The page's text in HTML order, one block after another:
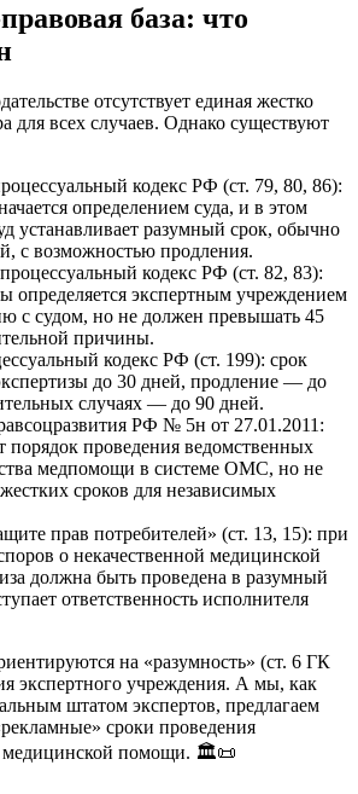
база: что
отсутствует единая жестко
для всех случаев. Однако существуют
кодекс РФ (ст. 79, 80, 86):
определением суда, и в этом
устанавливает разумный срок, обычно
с возможностью продления.
кодекс РФ (ст. 82, 83):
определяется экспертным учреждением
с судом, но не должен превышать 45
причины.
кодекс РФ (ст. 199): срок
до 30 дней, продление — до
случаях — до 90 дней.
РФ № 5н от 27.01.2011:
порядок проведения ведомственных
медпомощи в системе ОМС, но не
сроков для независимых
прав потребителей» (ст. 13, 15): при
о некачественной медицинской
должна быть проведена в разумный
ответственность исполнителя
на «разумность» (ст. 6 ГК
экспертного учреждения. А мы, как
штатом экспертов, предлагаем
сроки проведения
медицинской помощи. 🏛️📜